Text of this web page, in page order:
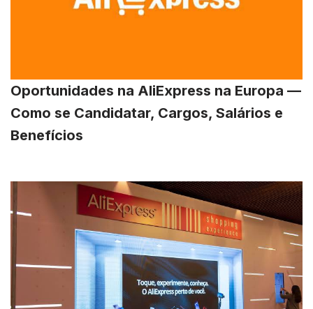
Oportunidades na AliExpress na Europa —
Como se Candidatar, Cargos, Salários e
Benefícios